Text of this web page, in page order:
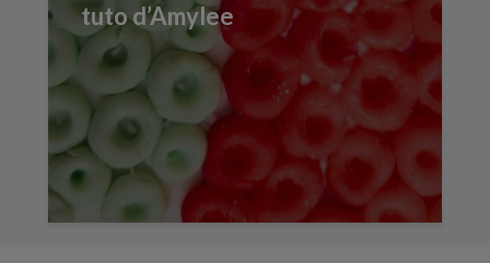
tuto d’Amylee